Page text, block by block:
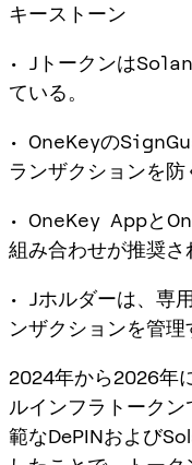
キーストーン
• Jトークンは
ている。
• OneKeyの
ランザクションを防
• OneKey Appと
組み合わせが推奨さ
• Jホルダーは、専
ンザクションを管理
2024年から2026年
ルインフラトーク
範なDePINおよび